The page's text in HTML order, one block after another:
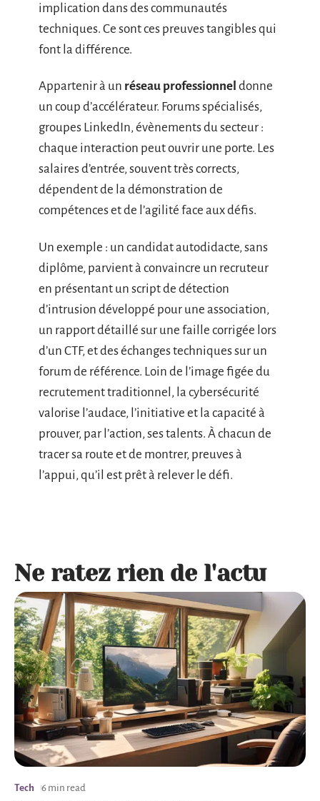
implication dans des communautés
techniques. Ce sont ces preuves tangibles qui
font la différence.
Appartenir à un réseau professionnel donne
un coup d’accélérateur. Forums spécialisés,
groupes LinkedIn, évènements du secteur :
chaque interaction peut ouvrir une porte. Les
salaires d’entrée, souvent très corrects,
dépendent de la démonstration de
compétences et de l’agilité face aux défis.
Un exemple : un candidat autodidacte, sans
diplôme, parvient à convaincre un recruteur
en présentant un script de détection
d’intrusion développé pour une association,
un rapport détaillé sur une faille corrigée lors
d’un CTF, et des échanges techniques sur un
forum de référence. Loin de l’image figée du
recrutement traditionnel, la cybersécurité
valorise l’audace, l’initiative et la capacité à
prouver, par l’action, ses talents. À chacun de
tracer sa route et de montrer, preuves à
l’appui, qu’il est prêt à relever le défi.
Ne ratez rien de l'actu
Tech 6 min read